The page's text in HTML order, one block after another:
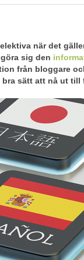
när det
sig den
från bloggare
sätt att nå ut till